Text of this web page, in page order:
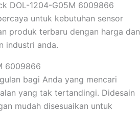
DOL-1204-G05M 6009866
untuk kebutuhan sensor
produk terbaru dengan harga dan
industri anda.
6009866
bagi Anda yang mencari
yang tak tertandingi. Didesain
mudah disesuaikan untuk